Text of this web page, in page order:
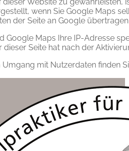
wenn Sie Google Maps
der Seite an Google
Google Maps Ihre IP-Adresse
dieser Seite hat nach der
mit Nutzerdaten finden